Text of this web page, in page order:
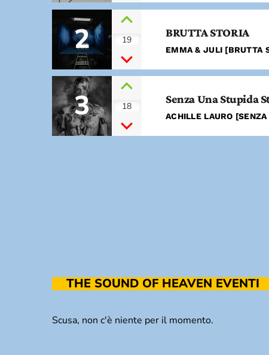
2 19
BRUTTA STORIA
EMMA & JULI [BRUTTA
3 18
Senza Una Stupida
ACHILLE LAURO
THE SOUND OF HEAVEN EVENTI
Scusa, non c'è niente per il momento.